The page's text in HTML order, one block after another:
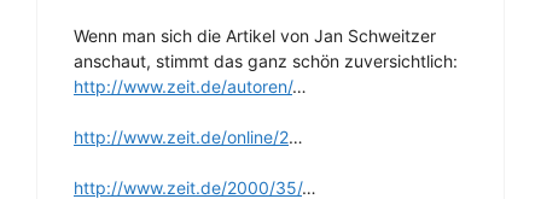
Wenn man sich die Artikel von Jan Schweitzer
anschaut, stimmt das ganz schön zuversichtlich:
http://www.zeit.de/autoren/…
http://www.zeit.de/online/2…
http://www.zeit.de/2000/35/…